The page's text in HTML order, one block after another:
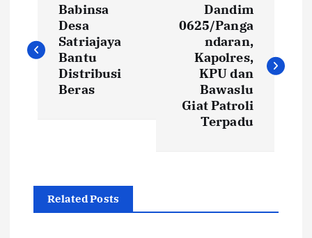
a
v
Babinsa
Desa
Satriajaya
Bantu
Distribusi
Beras
Dandim
0625/Panga
ndaran,
Kapolres,
KPU dan
Bawaslu
Giat Patroli
Terpadu
Related Posts